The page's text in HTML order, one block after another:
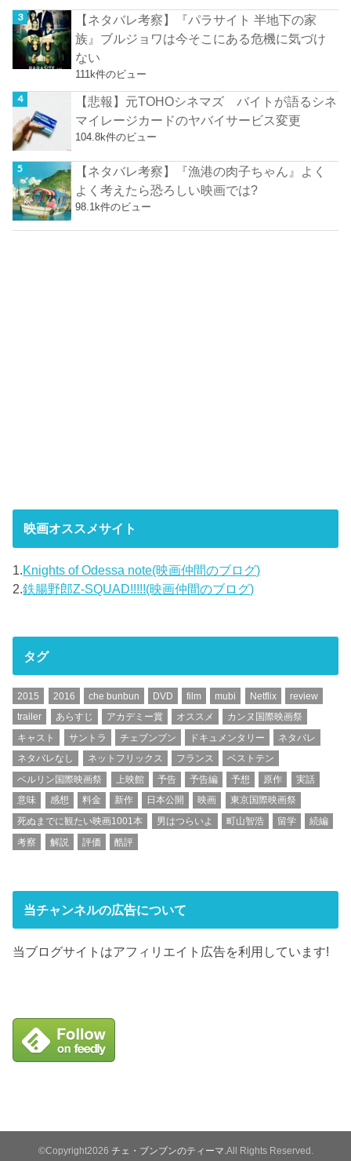
【ネタバレ考察】『パラサイト 半地下の家
族』ブルジョワは今そこにある危機に気づけ
ない
111k件のビュー
【悲報】元TOHOシネマズ バイトが語るシネ
マイレージカードのヤバイサービス変更
104.8k件のビュー
【ネタバレ考察】『漁港の肉子ちゃん』よく
よく考えたら恐ろしい映画では?
98.1k件のビュー
映画オススメサイト
1.Knights of Odessa note(映画仲間のブログ)
2.鉄腸野郎Z-SQUAD!!!!!(映画仲間のブログ)
タグ
2015 2016 che bunbun DVD film mubi Netflix
review
trailer
あらすじ アカデミー賞 オススメ
カンヌ国際映画祭
キャスト
サントラ チェブンブン ドキュメンタリー
ネタバレ
ネタバレなし
ネットフリックス フランス
ベストテン
ベルリン国際映画祭
上映館 予告 予告編 予想 原作
実話
意味
感想 料金 新作 日本公開 映画
東京国際映画祭
死ぬまでに観たい映画1001本
男はつらいよ 町山智浩 留学
続編
考察
解説 評価 酷評
当チャンネルの広告について
当ブログサイトはアフィリエイト広告を利用しています!
©Copyright2026 チェ・ブンブンのティーマ .All Rights Reserved.